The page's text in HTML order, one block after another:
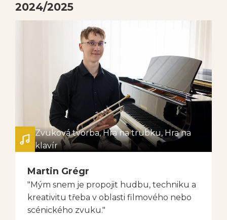
2024/2025
Zvuková tvorba, Hra na trubku, Hra na
klavír
Martin Grégr
"Mým snem je propojit hudbu, techniku a
kreativitu třeba v oblasti filmového nebo
scénického zvuku."